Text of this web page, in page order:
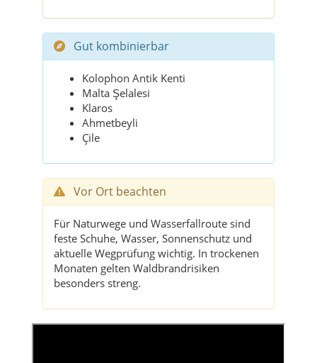
Gut kombinierbar
Kolophon Antik Kenti
Malta Şelalesi
Klaros
Ahmetbeyli
Çile
Vor Ort beachten
Für Naturwege und Wasserfallroute sind
feste Schuhe, Wasser, Sonnenschutz und
aktuelle Wegprüfung wichtig. In trockenen
Monaten gelten Waldbrandrisiken
besonders streng.